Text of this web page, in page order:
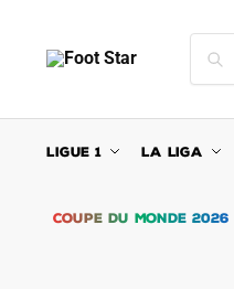
navigation
content
pour :
LIGUE 1 LA LIGA
COUPE DU MONDE 2026